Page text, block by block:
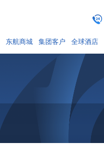
东航商城 集团客户 全球酒店